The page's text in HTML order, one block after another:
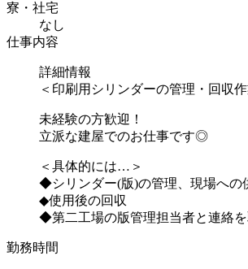
寮・社宅
なし
仕事内容
詳細情報
＜印刷用シリンダーの管理・回収作
未経験の方歓迎！
立派な建屋でのお仕事です◎
＜具体的には…＞
◆シリンダー(版)の管理、現場への
◆使用後の回収
◆第二工場の版管理担当者と連絡を
勤務時間